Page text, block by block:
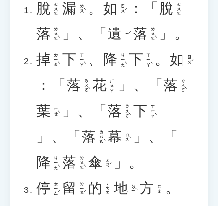
脫 ㄊㄨㄛ 漏 ㄌㄡˋ 。 如 ㄖㄨˊ ：「 脫 ㄊㄨㄛ
落 ㄌㄨㄛˋ 」、「 遺 ㄧˊ 落 ㄌㄨㄛˋ
」。
掉 ㄉㄧㄠˋ 下 ㄒㄧㄚˋ 、 降 ㄐㄧㄤˋ 下 ㄒㄧㄚˋ 。 如 ㄖㄨˊ
：「 落 ㄌㄨㄛˋ 花 ㄏㄨㄚ 」、「 落 ㄌㄨㄛˋ
葉 ㄧㄝˋ 」、「 落 ㄌㄨㄛˋ 下 ㄒㄧㄚˋ
」、「 落 ㄌㄨㄛˋ 幕 ㄇㄨˋ
」、「
降 ㄐㄧㄤˋ 落 ㄌㄨㄛˋ 傘 ㄙㄢˇ
」。
停 ㄊㄧㄥˊ 留 ㄌㄧㄡˊ 的 ˙ㄉㄜ 地 ㄉㄧˋ 方 ㄈㄤ
。